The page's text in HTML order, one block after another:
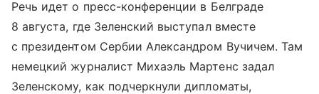
Речь идет о пресс-конференции в Белграде
8 августа, где Зеленский выступал вместе
с президентом Сербии Александром Вучичем. Там
немецкий журналист Михаэль Мартенс задал
Зеленскому, как подчеркнули дипломаты,